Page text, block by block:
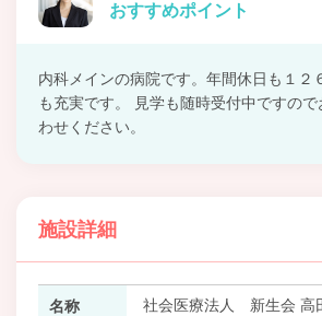
おすすめポイント
内科メインの病院です。年間休日も１２
も充実です。 見学も随時受付中ですの
わせください。
施設詳細
名称 社会医療法人 新生会 高